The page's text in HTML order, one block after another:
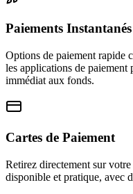
Paiements Instantanés
Options de paiement rapide
les applications de
immédiat aux fonds.
Cartes de Paiement
Retirez directement sur
disponible et pratique, avec